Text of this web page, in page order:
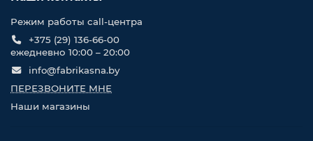
Режим работы call-центра
+375 (29) 136-66-00
ежедневно 10:00 – 20:00
info@fabrikasna.by
ПЕРЕЗВОНИТЕ МНЕ
Наши магазины